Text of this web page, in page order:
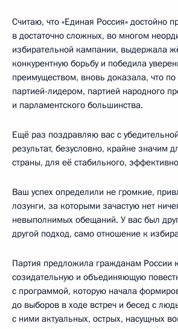
Считаю, что «Единая Россия» достойно
в достаточно сложных, во многом
избирательной кампании, выдержала
конкурентную борьбу и победила
преимуществом, вновь доказала, что по
партией-лидером, партией народного
и парламентского большинства.
Ещё раз поздравляю вас с
результат, безусловно, крайне значим
страны, для её стабильного,
Ваш успех определили не громкие,
лозунги, за которыми зачастую нет
невыполнимых обещаний. У вас был
другой подход, само отношение к
Партия предложила гражданам России
созидательную и объединяющую
с программой, которую начала
до выборов в ходе встреч и бесед с
с ними актуальных, острых, насущных